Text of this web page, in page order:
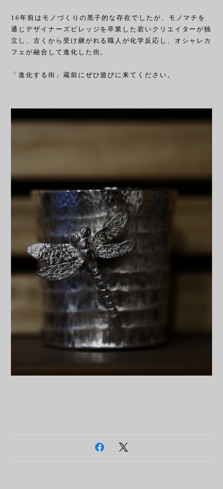
16年前はモノづくりの黒子的な存在でしたが、モノマチを
通じデザイナーズビレッジを卒業した若いクリエイターが独
立し、古くから受け継がれる職人が化学反応し、オシャレカ
フェが融合して進化した街。
「進化する街」蔵前にぜひ遊びに来てください。